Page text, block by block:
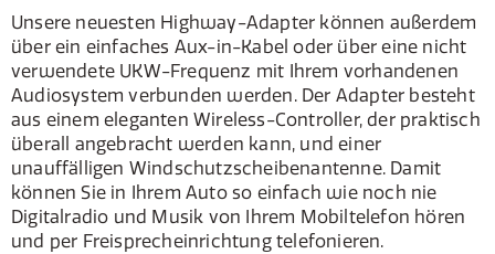
Unsere neuesten Highway-Adapter können außerdem
über ein einfaches Aux-in-Kabel oder über eine nicht
verwendete UKW-Frequenz mit Ihrem vorhandenen
Audiosystem verbunden werden. Der Adapter besteht
aus einem eleganten Wireless-Controller, der praktisch
überall angebracht werden kann, und einer
unauffälligen Windschutzscheibenantenne. Damit
können Sie in Ihrem Auto so einfach wie noch nie
Digitalradio und Musik von Ihrem Mobiltelefon hören
und per Freisprecheinrichtung telefonieren.